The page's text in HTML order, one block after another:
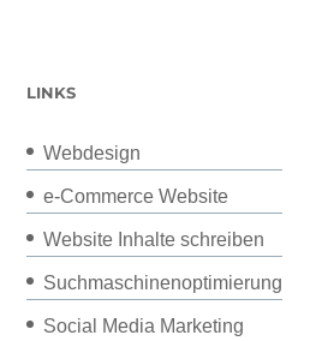
LINKS
Webdesign
e-Commerce Website
Website Inhalte schreiben
Suchmaschinenoptimierung
Social Media Marketing